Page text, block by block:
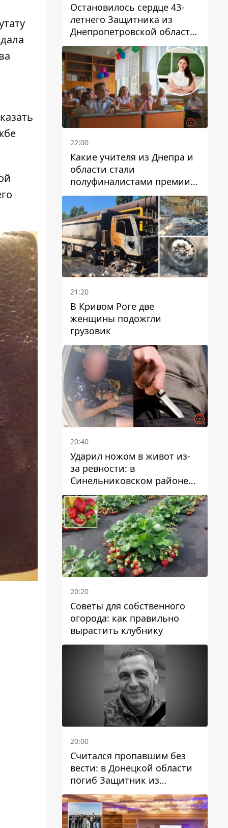
Остановилось сердце 43-
летнего Защитника из
Днепропетровской области
Евгения Зинченко
22:00
Какие учителя из Днепра и
области стали
полуфиналистами премии
Global Teacher Prize Ukraine
2026
21:20
В Кривом Роге две
женщины подожгли
грузовик
20:40
Ударил ножом в живот из-
за ревности: в
Синельниковском районе
задержали 49-летнего
мужчину за убийство
20:20
Советы для собственного
огорода: как правильно
вырастить клубнику
20:00
Считался пропавшим без
вести: в Донецкой области
погиб Защитник из
Каменского Антон
Красовский